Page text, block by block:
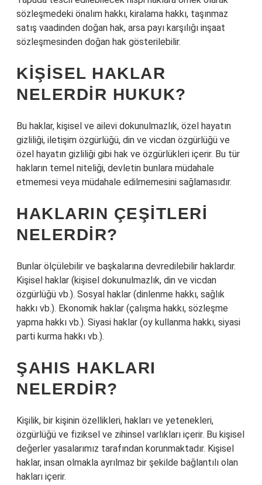
sözleşmedeki önalım hakkı, kiralama hakkı, taşınmaz
satış vaadinden doğan hak, arsa payı karşılığı inşaat
sözleşmesinden doğan hak gösterilebilir.
KIŞISEL HAKLAR
NELERDIR HUKUK?
Bu haklar, kişisel ve ailevi dokunulmazlık, özel hayatın
gizliliği, iletişim özgürlüğü, din ve vicdan özgürlüğü ve
özel hayatın gizliliği gibi hak ve özgürlükleri içerir. Bu tür
hakların temel niteliği, devletin bunlara müdahale
etmemesi veya müdahale edilmemesini sağlamasıdır.
HAKLARIN ÇEŞITLERI
NELERDIR?
Bunlar ölçülebilir ve başkalarına devredilebilir haklardır.
Kişisel haklar (kişisel dokunulmazlık, din ve vicdan
özgürlüğü vb.). Sosyal haklar (dinlenme hakkı, sağlık
hakkı vb.). Ekonomik haklar (çalışma hakkı, sözleşme
yapma hakkı vb.). Siyasi haklar (oy kullanma hakkı, siyasi
parti kurma hakkı vb.).
ŞAHIS HAKLARI
NELERDIR?
Kişilik, bir kişinin özellikleri, hakları ve yetenekleri,
özgürlüğü ve fiziksel ve zihinsel varlıkları içerir. Bu kişisel
değerler yasalarımız tarafından korunmaktadır. Kişisel
haklar, insan olmakla ayrılmaz bir şekilde bağlantılı olan
hakları içerir.